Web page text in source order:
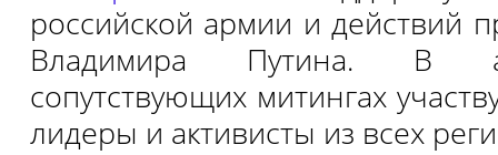
российской армии и действий
Владимира Путина. В
сопутствующих митингах
лидеры и активисты из всех